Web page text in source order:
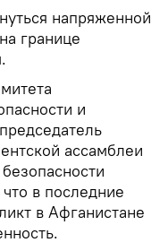
напряженной
границе
и
ассамблеи
в последние
в Афганистане